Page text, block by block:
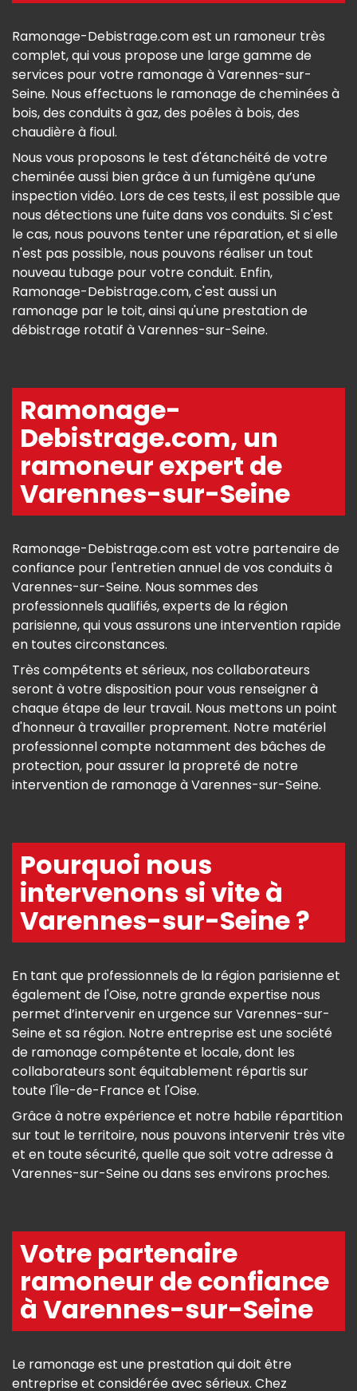
Ramonage-Debistrage.com est un ramoneur très
complet, qui vous propose une large gamme de
services pour votre ramonage à Varennes-sur-
Seine. Nous effectuons le ramonage de cheminées à
bois, des conduits à gaz, des poêles à bois, des
chaudière à fioul.
Nous vous proposons le test d'étanchéité de votre
cheminée aussi bien grâce à un fumigène qu’une
inspection vidéo. Lors de ces tests, il est possible que
nous détections une fuite dans vos conduits. Si c'est
le cas, nous pouvons tenter une réparation, et si elle
n'est pas possible, nous pouvons réaliser un tout
nouveau tubage pour votre conduit. Enfin,
Ramonage-Debistrage.com, c'est aussi un
ramonage par le toit, ainsi qu'une prestation de
débistrage rotatif à Varennes-sur-Seine.
Ramonage-
Debistrage.com, un
ramoneur expert de
Varennes-sur-Seine
Ramonage-Debistrage.com est votre partenaire de
confiance pour l'entretien annuel de vos conduits à
Varennes-sur-Seine. Nous sommes des
professionnels qualifiés, experts de la région
parisienne, qui vous assurons une intervention rapide
en toutes circonstances.
Très compétents et sérieux, nos collaborateurs
seront à votre disposition pour vous renseigner à
chaque étape de leur travail. Nous mettons un point
d'honneur à travailler proprement. Notre matériel
professionnel compte notamment des bâches de
protection, pour assurer la propreté de notre
intervention de ramonage à Varennes-sur-Seine.
Pourquoi nous
intervenons si vite à
Varennes-sur-Seine ?
En tant que professionnels de la région parisienne et
également de l'Oise, notre grande expertise nous
permet d’intervenir en urgence sur Varennes-sur-
Seine et sa région. Notre entreprise est une société
de ramonage compétente et locale, dont les
collaborateurs sont équitablement répartis sur
toute l'Île-de-France et l'Oise.
Grâce à notre expérience et notre habile répartition
sur tout le territoire, nous pouvons intervenir très vite
et en toute sécurité, quelle que soit votre adresse à
Varennes-sur-Seine ou dans ses environs proches.
Votre partenaire
ramoneur de confiance
à Varennes-sur-Seine
Le ramonage est une prestation qui doit être
entreprise et considérée avec sérieux. Chez